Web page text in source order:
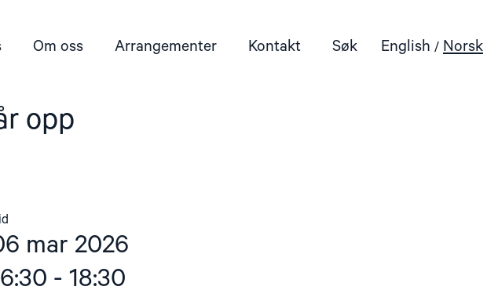
Om oss Arrangementer Kontakt Søk English Norsk
opp
mar 2026
- 18:30